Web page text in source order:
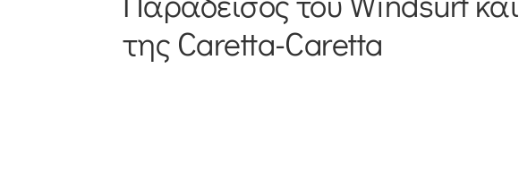
της Caretta-Caretta